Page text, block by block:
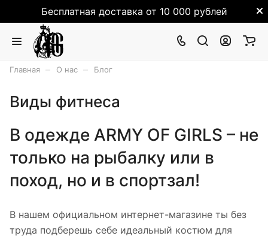
Бесплатная доставка от 10 000 рублей
Главная О нас Блог
Виды фитнеса
В одежде ARMY OF GIRLS – не
только на рыбалку или в
поход, но и в спортзал!
В нашем официальном интернет-магазине ты без
труда подберешь себе идеальный костюм для